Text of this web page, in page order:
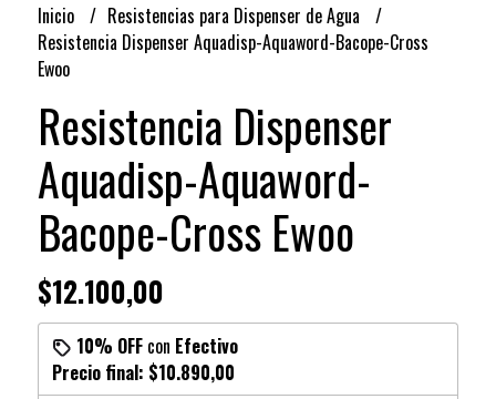
Inicio
Resistencias para Dispenser de Agua
Resistencia Dispenser Aquadisp-Aquaword-Bacope-Cross
Ewoo
Resistencia Dispenser
Aquadisp-Aquaword-
Bacope-Cross Ewoo
$12.100,00
10% OFFcon Efectivo
Precio final: $10.890,00